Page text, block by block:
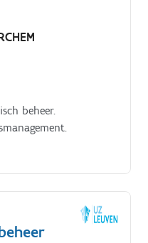
en zorgt ervoor
ben je
van technische
op sanitair,
en kleine
beheer.